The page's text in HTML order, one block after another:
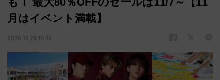
月はイベント満載】
2025.10.28 15:10